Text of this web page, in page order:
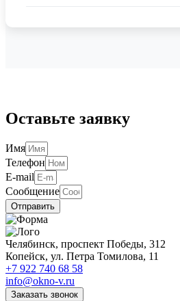
Оставьте заявку
Имя
Телефон
E-mail
Сообщение
Отправить
Челябинск, проспект Победы, 312
Копейск, ул. Петра Томилова, 11
+7 922 740 68 58
info@okno-v.ru
Заказать звонок